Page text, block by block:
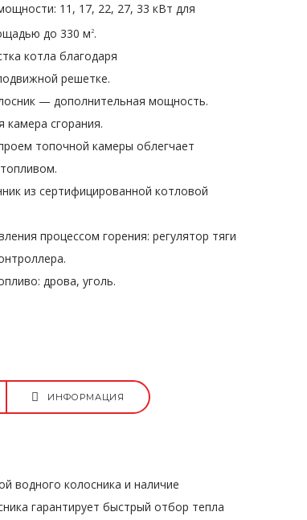
11, 17, 22, 27, 33 кВт для
до 330 м2.
котла благодаря
решетке.
— дополнительная мощность.
камера сгорания.
топочной камеры облегчает
из сертифицированной котловой
процессом горения: регулятор тяги
дрова, уголь.
ИНФОРМАЦИЯ
водного колосника и наличие
гарантирует быстрый отбор тепла